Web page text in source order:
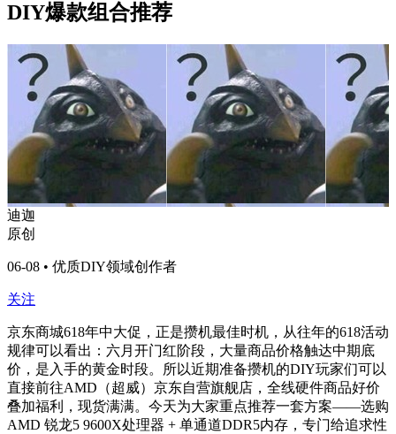
DIY爆款组合推荐
迪迦
原创
06-08 • 优质DIY领域创作者
关注
京东商城618年中大促，正是攒机最佳时机，从往年的618活动
规律可以看出：六月开门红阶段，大量商品价格触达中期底
价，是入手的黄金时段。所以近期准备攒机的DIY玩家们可以
直接前往AMD（超威）京东自营旗舰店，全线硬件商品好价
叠加福利，现货满满。今天为大家重点推荐一套方案——选购
AMD 锐龙5 9600X处理器 + 单通道DDR5内存，专门给追求性